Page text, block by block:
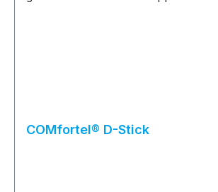
COMfortel® D-Stick